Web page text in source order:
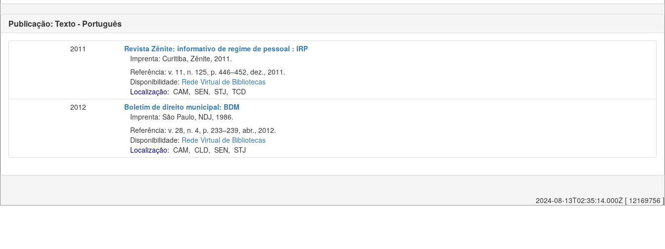
Publicação: Texto - Português
2011
Revista Zênite: informativo de regime de pessoal : IRP
Imprenta: Curitiba, Zênite, 2011.
Referência: v. 11, n. 125, p. 446–452, dez., 2011.
Disponibilidade: Rede Virtual de Bibliotecas
Localização: CAM, SEN, STJ, TCD
2012
Boletim de direito municipal: BDM
Imprenta: São Paulo, NDJ, 1986.
Referência: v. 28, n. 4, p. 233–239, abr., 2012.
Disponibilidade: Rede Virtual de Bibliotecas
Localização: CAM, CLD, SEN, STJ
2024-08-13T02:35:14.000Z [ 12169756 ]